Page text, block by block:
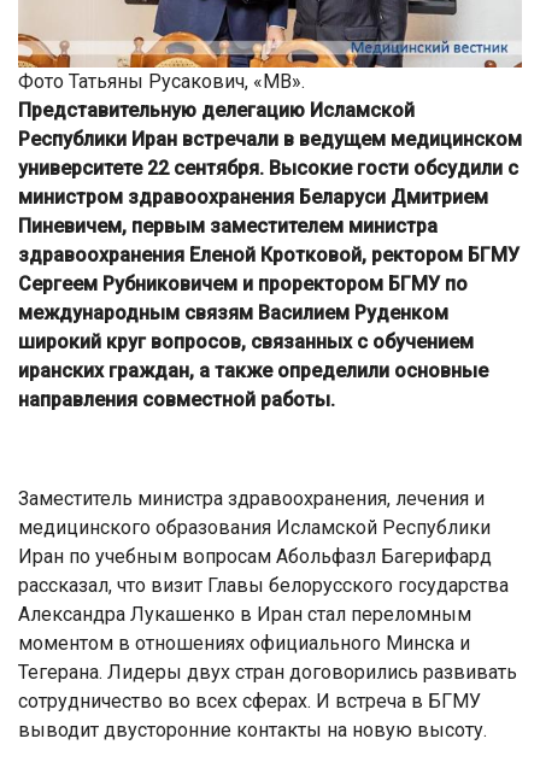
Фото Татьяны Русакович, «МВ».
Представительную делегацию Исламской
Республики Иран встречали в ведущем медицинском
университете 22 сентября. Высокие гости обсудили с
министром здравоохранения Беларуси Дмитрием
Пиневичем, первым заместителем министра
здравоохранения Еленой Кротковой, ректором БГМУ
Сергеем Рубниковичем и проректором БГМУ по
международным связям Василием Руденком
широкий круг вопросов, связанных с обучением
иранских граждан, а также определили основные
направления совместной работы.
Заместитель министра здравоохранения, лечения и
медицинского образования Исламской Республики
Иран по учебным вопросам Абольфазл Багерифард
рассказал, что визит Главы белорусского государства
Александра Лукашенко в Иран стал переломным
моментом в отношениях официального Минска и
Тегерана. Лидеры двух стран договорились развивать
сотрудничество во всех сферах. И встреча в БГМУ
выводит двусторонние контакты на новую высоту.